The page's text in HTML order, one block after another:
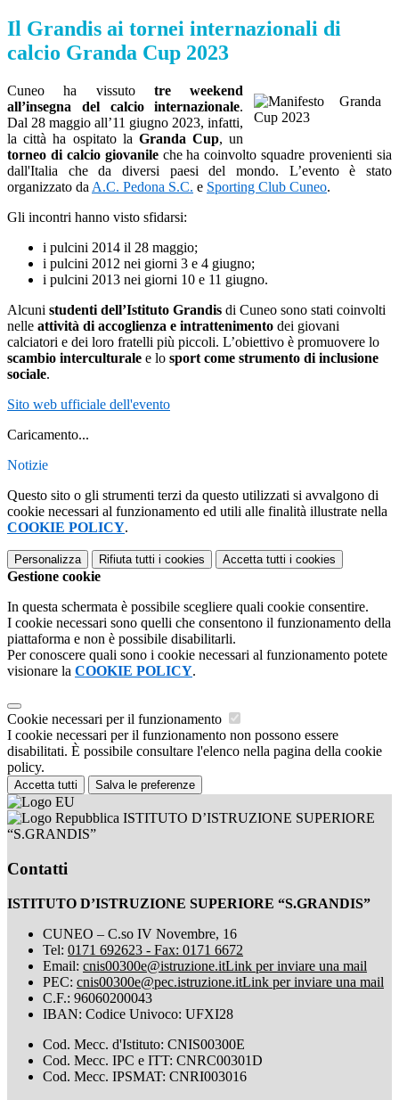
Il Grandis ai tornei internazionali di
calcio Granda Cup 2023
Cuneo ha vissutotre weekend
all’insegna del calcio internazionale.
Dal 28 maggio all’11 giugno 2023, infatti,
la città ha ospitato laGranda Cup, un
torneo di calcio giovanileche ha coinvolto squadre provenienti sia
dall'Italia che da diversi paesi del mondo. L’evento è stato
organizzato da A.C. Pedona S.C. e Sporting Club Cuneo.
Gli incontri hanno visto sfidarsi:
i pulcini 2014 il 28 maggio;
i pulcini 2012 nei giorni 3 e 4 giugno;
i pulcini 2013 nei giorni 10 e 11 giugno.
Alcuni studenti dell’Istituto Grandis di Cuneo sono stati coinvolti
nelle attività di accoglienza e intrattenimento dei giovani
calciatori e dei loro fratelli più piccoli. L’obiettivo è promuovere lo
scambio interculturale e lo sport come strumento di inclusione
sociale.
Sito web ufficiale dell'evento
Caricamento...
Notizie
Questo sito o gli strumenti terzi da questo utilizzati si avvalgono di
cookie necessari al funzionamento ed utili alle finalità illustrate nella
COOKIE POLICY.
Personalizza Rifiuta tutti i cookies Accetta tutti i cookies
Gestione cookie
In questa schermata è possibile scegliere quali cookie consentire.
I cookie necessari sono quelli che consentono il funzionamento della
piattaforma e non è possibile disabilitarli.
Per conoscere quali sono i cookie necessari al funzionamento potete
visionare la COOKIE POLICY.
Cookie necessari per il funzionamento
I cookie necessari per il funzionamento non possono essere
disabilitati. È possibile consultare l'elenco nella pagina della cookie
policy.
Accetta tutti Salva le preferenze
ISTITUTO D’ISTRUZIONE SUPERIORE
“S.GRANDIS”
Contatti
ISTITUTO D’ISTRUZIONE SUPERIORE “S.GRANDIS”
CUNEO – C.so IV Novembre, 16
Tel: 0171 692623 - Fax: 0171 6672
Email: cnis00300e@istruzione.itLink per inviare una mail
PEC: cnis00300e@pec.istruzione.itLink per inviare una mail
C.F.: 96060200043
IBAN: Codice Univoco: UFXI28
Cod. Mecc. d'Istituto: CNIS00300E
Cod. Mecc. IPC e ITT: CNRC00301D
Cod. Mecc. IPSMAT: CNRI003016